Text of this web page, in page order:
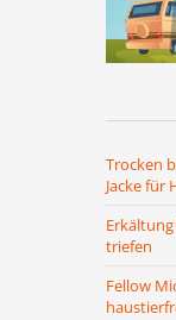
Trocken
Jacke für
triefen
Fellow